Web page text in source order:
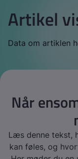
Artikel
Data om artiklen
Når
Læs denne tekst,
kan føles, og